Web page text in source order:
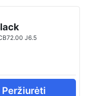
J6.5
Peržiurėti